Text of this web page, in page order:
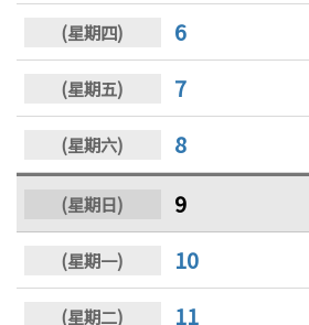
6
7
8
9
10
11